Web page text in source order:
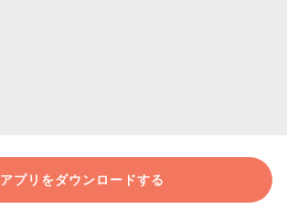
アプリをダウンロードする